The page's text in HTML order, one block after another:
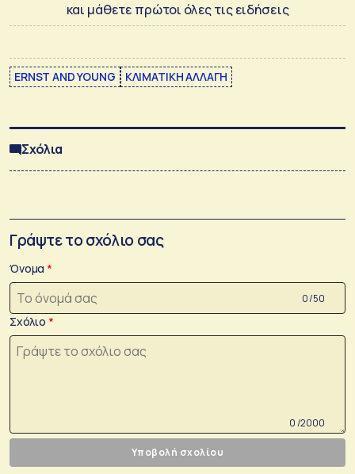
και μάθετε πρώτοι όλες τις ειδήσεις
ERNST AND YOUNG ΚΛΙΜΑΤΙΚΗ ΑΛΛΑΓΗ
Σχόλια
Γράψτε το σχόλιο σας
Όνομα
0 /50
Σχόλιο
0 /2000
Υποβολή σχολίου